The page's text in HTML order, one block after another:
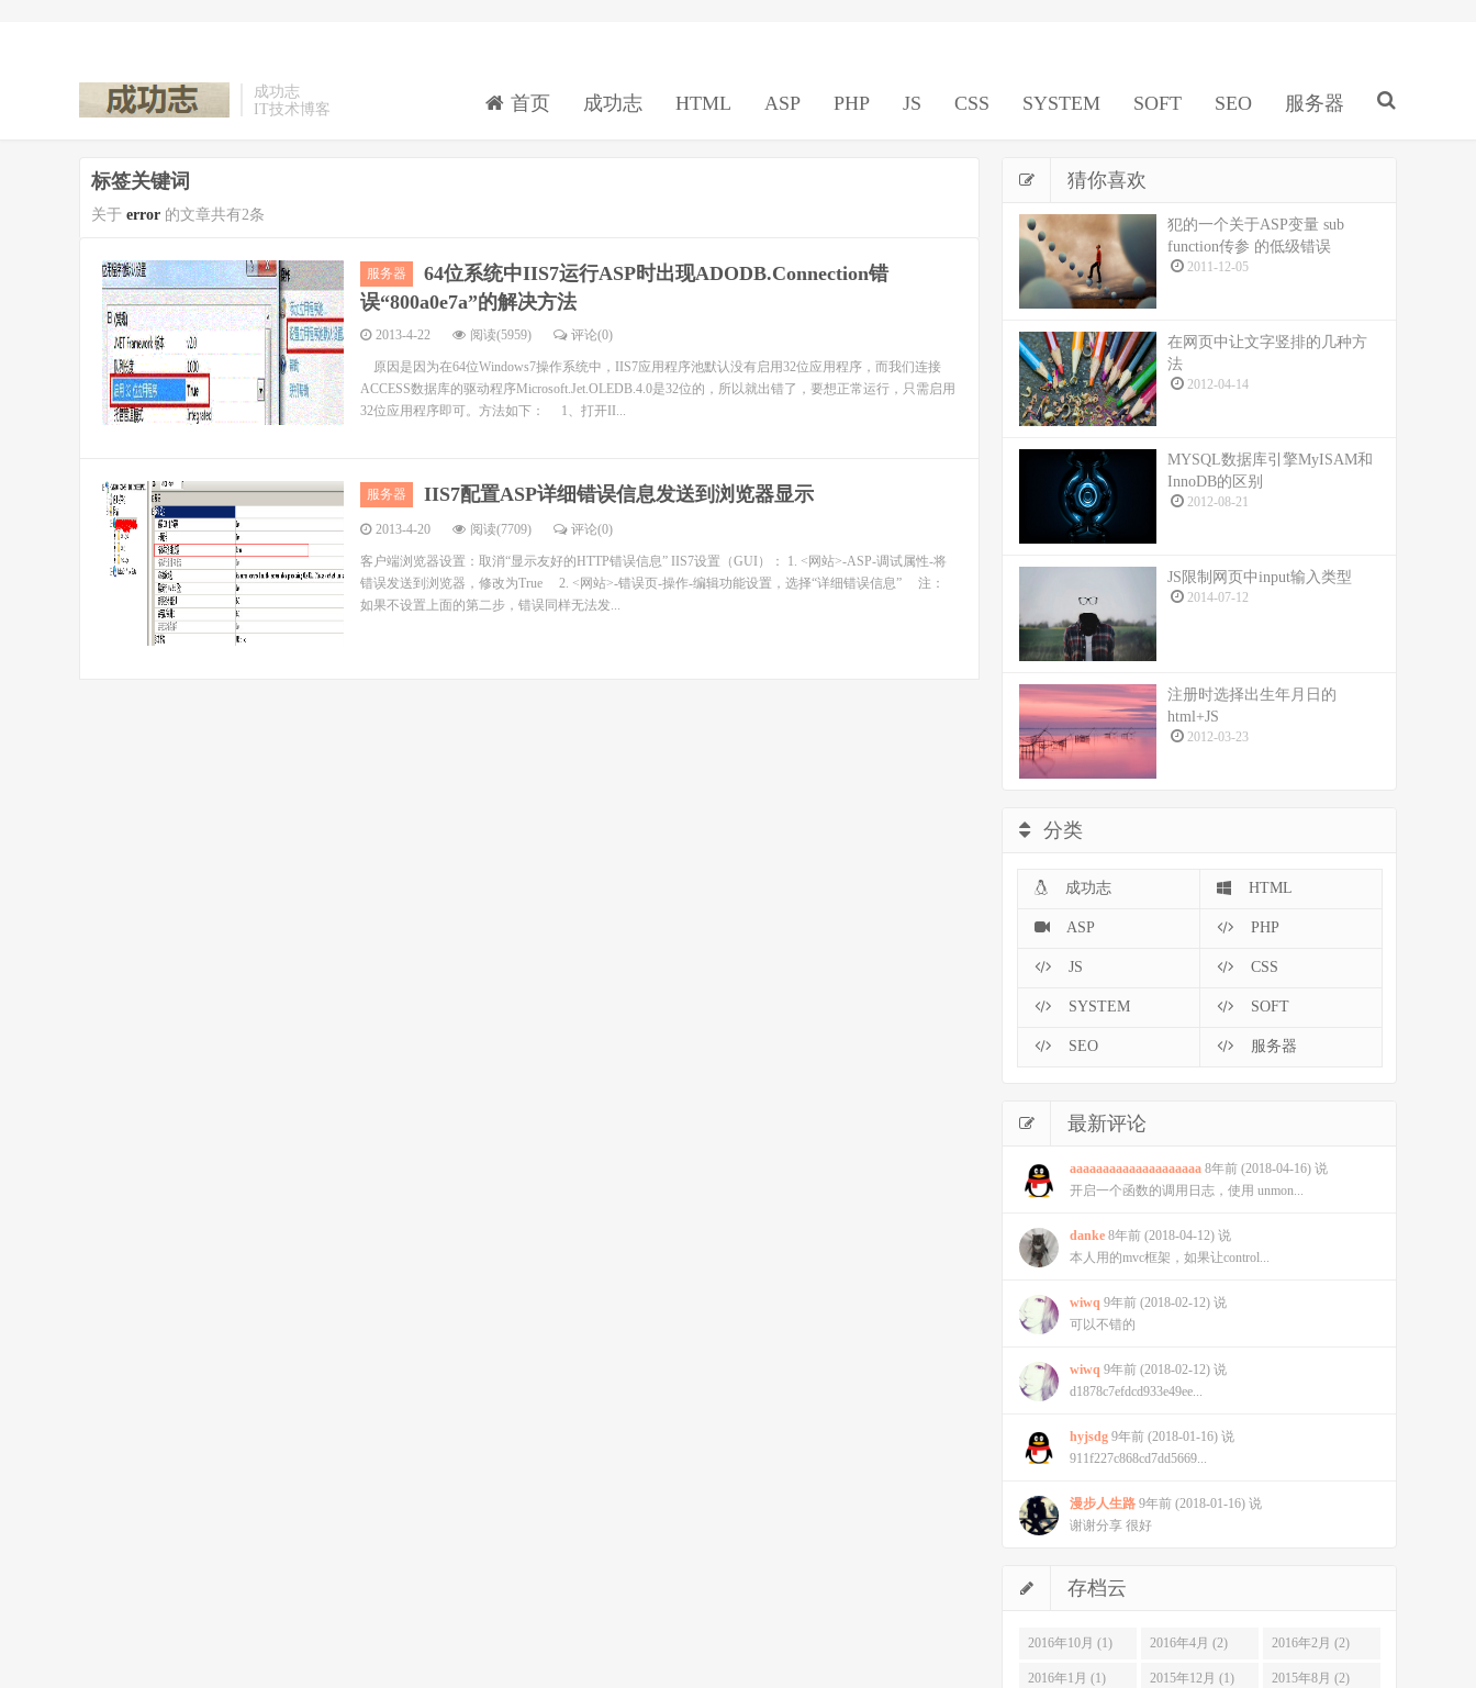
成功志
IT技术博客
首页 成功志 HTML ASP PHP JS CSS SYSTEM SOFT SEO 服务器
标签关键词
关于 error 的文章共有2条
服务器
64位系统中IIS7运行ASP时出现ADODB.Connection错
误“800a0e7a”的解决方法
2013-4-22 阅读(5959) 评论(0)
原因是因为在64位Windows7操作系统中，IIS7应用程序池默认没有启用32位应用程序，而我们连接
ACCESS数据库的驱动程序Microsoft.Jet.OLEDB.4.0是32位的，所以就出错了，要想正常运行，只需启用
32位应用程序即可。方法如下： 1、打开II...
服务器 IIS7配置ASP详细错误信息发送到浏览器显示
2013-4-20 阅读(7709) 评论(0)
客户端浏览器设置：取消“显示友好的HTTP错误信息” IIS7设置（GUI）： 1. <网站>-ASP-调试属性-将
错误发送到浏览器，修改为True 2. <网站>-错误页-操作-编辑功能设置，选择“详细错误信息” 注：
如果不设置上面的第二步，错误同样无法发...
猜你喜欢
犯的一个关于ASP变量 sub
function传参 的低级错误
2011-12-05
在网页中让文字竖排的几种方
法
2012-04-14
MYSQL数据库引擎MyISAM和
InnoDB的区别
2012-08-21
JS限制网页中input输入类型
2014-07-12
注册时选择出生年月日的
html+JS
2012-03-23
分类
成功志 HTML
ASP PHP
JS CSS
SYSTEM SOFT
SEO 服务器
最新评论
aaaaaaaaaaaaaaaaaaaa 8年前 (2018-04-16) 说
开启一个函数的调用日志，使用 unmon...
danke 8年前 (2018-04-12) 说
本人用的mvc框架，如果让control...
wiwq 9年前 (2018-02-12) 说
可以不错的
wiwq 9年前 (2018-02-12) 说
d1878c7efdcd933e49ee...
hyjsdg 9年前 (2018-01-16) 说
911f227c868cd7dd5669...
漫步人生路 9年前 (2018-01-16) 说
谢谢分享 很好
存档云
2016年10月 (1) 2016年4月 (2) 2016年2月 (2)
2016年1月 (1) 2015年12月 (1) 2015年8月 (2)